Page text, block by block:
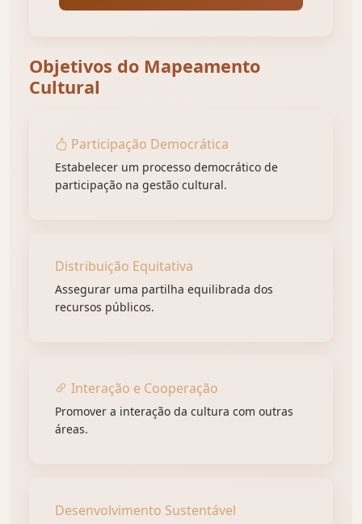
Objetivos do Mapeamento
Cultural
Participação Democrática
Estabelecer um processo democrático de
participação na gestão cultural.
Distribuição Equitativa
Assegurar uma partilha equilibrada dos
recursos públicos.
Interação e Cooperação
Promover a interação da cultura com outras
áreas.
Desenvolvimento Sustentável